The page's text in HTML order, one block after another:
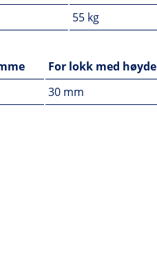
55 kg
For lokk med høyde
30 mm